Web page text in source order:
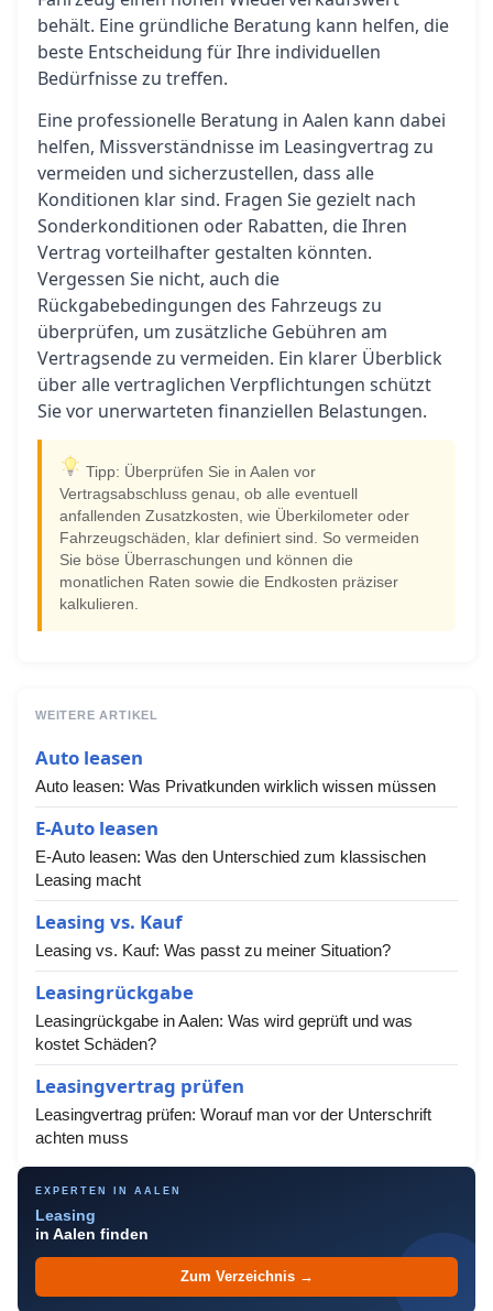
behält. Eine gründliche Beratung kann helfen, die
beste Entscheidung für Ihre individuellen
Bedürfnisse zu treffen.
Eine professionelle Beratung in Aalen kann dabei
helfen, Missverständnisse im Leasingvertrag zu
vermeiden und sicherzustellen, dass alle
Konditionen klar sind. Fragen Sie gezielt nach
Sonderkonditionen oder Rabatten, die Ihren
Vertrag vorteilhafter gestalten könnten.
Vergessen Sie nicht, auch die
Rückgabebedingungen des Fahrzeugs zu
überprüfen, um zusätzliche Gebühren am
Vertragsende zu vermeiden. Ein klarer Überblick
über alle vertraglichen Verpflichtungen schützt
Sie vor unerwarteten finanziellen Belastungen.
Tipp: Überprüfen Sie in Aalen vor
Vertragsabschluss genau, ob alle eventuell
anfallenden Zusatzkosten, wie Überkilometer oder
Fahrzeugschäden, klar definiert sind. So vermeiden
Sie böse Überraschungen und können die
monatlichen Raten sowie die Endkosten präziser
kalkulieren.
WEITERE ARTIKEL
Auto leasen
Auto leasen: Was Privatkunden wirklich wissen müssen
E-Auto leasen
E-Auto leasen: Was den Unterschied zum klassischen
Leasing macht
Leasing vs. Kauf
Leasing vs. Kauf: Was passt zu meiner Situation?
Leasingrückgabe
Leasingrückgabe in Aalen: Was wird geprüft und was
kostet Schäden?
Leasingvertrag prüfen
Leasingvertrag prüfen: Worauf man vor der Unterschrift
achten muss
EXPERTEN IN AALEN
Leasing
in Aalen finden
Zum Verzeichnis →